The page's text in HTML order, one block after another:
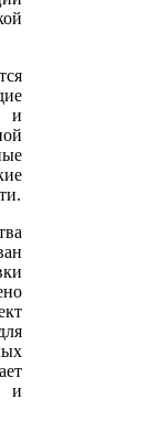
и
и